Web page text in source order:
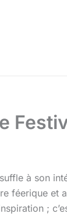
à son
féerique et
;